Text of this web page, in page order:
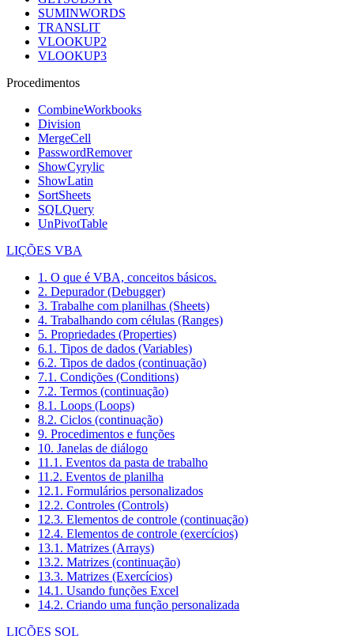
SUMINWORDS
TRANSLIT
VLOOKUP2
VLOOKUP3
Procedimentos
CombineWorkbooks
Division
MergeCell
PasswordRemover
ShowCyrylic
ShowLatin
SortSheets
SQLQuery
UnPivotTable
LIÇÕES VBA
1. O que é VBA, conceitos básicos.
2. Depurador (Debugger)
3. Trabalhe com planilhas (Sheets)
4. Trabalhando com células (Ranges)
5. Propriedades (Properties)
6.1. Tipos de dados (Variables)
6.2. Tipos de dados (continuação)
7.1. Condições (Conditions)
7.2. Termos (continuação)
8.1. Loops (Loops)
8.2. Ciclos (continuação)
9. Procedimentos e funções
10. Janelas de diálogo
11.1. Eventos da pasta de trabalho
11.2. Eventos de planilha
12.1. Formulários personalizados
12.2. Controles (Controls)
12.3. Elementos de controle (continuação)
12.4. Elementos de controle (exercícios)
13.1. Matrizes (Arrays)
13.2. Matrizes (continuação)
13.3. Matrizes (Exercícios)
14.1. Usando funções Excel
14.2. Criando uma função personalizada
LIÇÕES SQL